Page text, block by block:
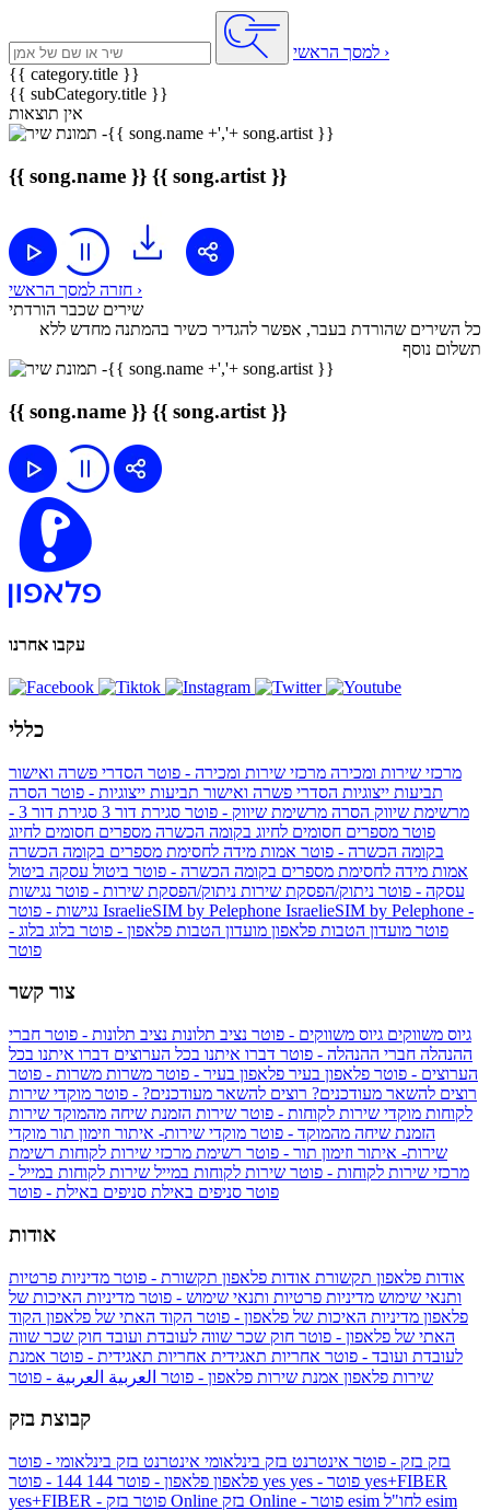
למסך הראשי ›
{{ category.title }}
{{ subCategory.title }}
אין תוצאות
{{ song.name }} {{ song.artist }}
חזרה למסך הראשי ›
שירים שכבר הורדתי
כל השירים שהורדת בעבר, אפשר להגדיר כשיר בהמתנה מחדש ללא
תשלום נוסף
{{ song.name }} {{ song.artist }}
עקבו אחרנו
כללי
מרכזי שירות ומכירה מרכזי שירות ומכירה - פוטר הסדרי פשרה ואישור
תביעות ייצוגיות הסדרי פשרה ואישור תביעות ייצוגיות - פוטר הסרה
מרשימת שיווק הסרה מרשימת שיווק - פוטר סגירת דור 3
סגירת דור 3 -
פוטר מספרים חסומים לחיוג בקומה הכשרה מספרים חסומים לחיוג
בקומה הכשרה - פוטר אמות מידה לחסימת מספרים בקומה הכשרה
אמות מידה לחסימת מספרים בקומה הכשרה - פוטר ביטול עסקה ביטול
עסקה - פוטר ניתוק/הפסקת שירות ניתוק/הפסקת שירות - פוטר נגישות
IsraelieSIM by Pelephone IsraelieSIM by Pelephone -
פוטר מועדון הטבות פלאפון מועדון הטבות פלאפון - פוטר בלוג בלוג -
פוטר
צור קשר
גיוס משווקים גיוס משווקים - פוטר נציב תלונות נציב תלונות - פוטר חברי
ההנהלה חברי ההנהלה - פוטר דברו איתנו בכל הערוצים דברו איתנו בכל
הערוצים - פוטר פלאפון בעיר פלאפון בעיר - פוטר משרות משרות - פוטר
רוצים להשאר מעודכנים? רוצים להשאר מעודכנים? - פוטר מוקדי שירות
לקוחות מוקדי שירות לקוחות - פוטר שירות הזמנת שיחה מהמוקד שירות
הזמנת שיחה מהמוקד - פוטר מוקדי שירות- איתור וזימון תור מוקדי
שירות- איתור וזימון תור - פוטר רשימת מרכזי שירות לקוחות רשימת
מרכזי שירות לקוחות - פוטר שירות לקוחות במייל שירות לקוחות במייל -
פוטר סניפים באילת סניפים באילת - פוטר
אודות
אודות פלאפון תקשורת אודות פלאפון תקשורת - פוטר מדיניות פרטיות
ותנאי שימוש מדיניות פרטיות ותנאי שימוש - פוטר מדיניות האיכות של
פלאפון מדיניות האיכות של פלאפון - פוטר הקוד האתי של פלאפון הקוד
האתי של פלאפון - פוטר חוק שכר שווה לעובדת ועובד חוק שכר שווה
לעובדת ועובד - פוטר אחריות תאגידית אחריות תאגידית - פוטר אמנת
שירות פלאפון אמנת שירות פלאפון - פוטר العربية العربية - פוטר
קבוצת בזק
בזק בזק - פוטר אינטרנט בזק בינלאומי אינטרנט בזק בינלאומי - פוטר
פלאפון פלאפון - פוטר 144 yes
yes+FIBER
yes+FIBER - פוטר בזק Online esim